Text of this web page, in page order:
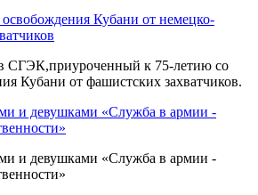
Кубани от немецко-
СГЭК,приуроченный к 75-летию со
Кубани от фашистских захватчиков.
и девушками «Служба в армии -
и девушками «Служба в армии -